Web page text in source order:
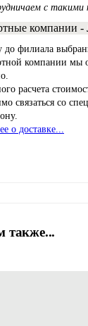
с такими
до филиала
компании мы
расчета
связаться со
о доставке...
также...